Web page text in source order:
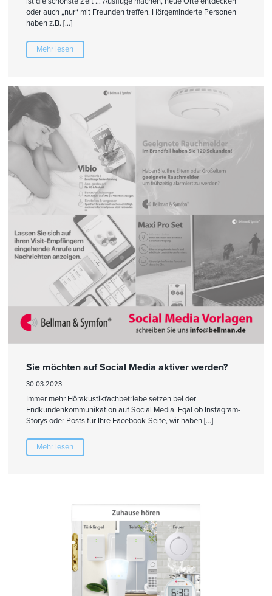
oder auch „nur“ mit Freunden treffen. Hörgeminderte Personen
haben z.B. […]
Mehr lesen
Sie möchten auf Social Media aktiver werden?
30.03.2023
Immer mehr Hörakustikfachbetriebe setzen bei der
Endkundenkommunikation auf Social Media. Egal ob Instagram-
Storys oder Posts für Ihre Facebook-Seite, wir haben […]
Mehr lesen